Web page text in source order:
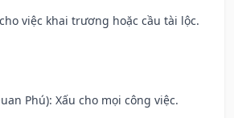
việc khai trương hoặc cầu tài lộc.
Phú): Xấu cho mọi công việc.